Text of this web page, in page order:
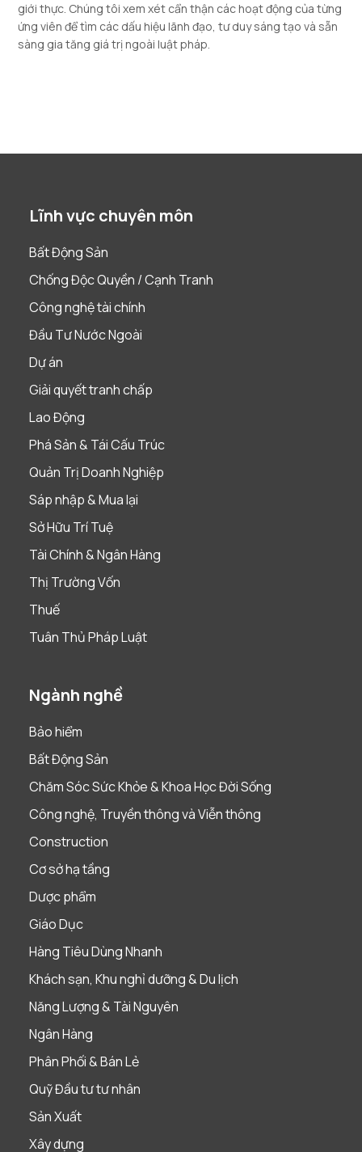
giới thực. Chúng tôi xem xét cẩn thận các hoạt động của từng
ứng viên để tìm các dấu hiệu lãnh đạo, tư duy sáng tạo và sẵn
sàng gia tăng giá trị ngoài luật pháp.
Lĩnh vực chuyên môn
Bất Động Sản
Chống Độc Quyền / Cạnh Tranh
Công nghệ tài chính
Đầu Tư Nước Ngoài
Dự án
Giải quyết tranh chấp
Lao Động
Phá Sản & Tái Cấu Trúc
Quản Trị Doanh Nghiệp
Sáp nhập & Mua lại
Sở Hữu Trí Tuệ
Tài Chính & Ngân Hàng
Thị Trường Vốn
Thuế
Tuân Thủ Pháp Luật
Ngành nghề
Bảo hiểm
Bất Động Sản
Chăm Sóc Sức Khỏe & Khoa Học Đời Sống
Công nghệ, Truyền thông và Viễn thông
Construction
Cơ sở hạ tầng
Dược phẩm
Giáo Dục
Hàng Tiêu Dùng Nhanh
Khách sạn, Khu nghỉ dưỡng & Du lịch
Năng Lượng & Tài Nguyên
Ngân Hàng
Phân Phối & Bán Lẻ
Quỹ Đầu tư tư nhân
Sản Xuất
Xây dựng